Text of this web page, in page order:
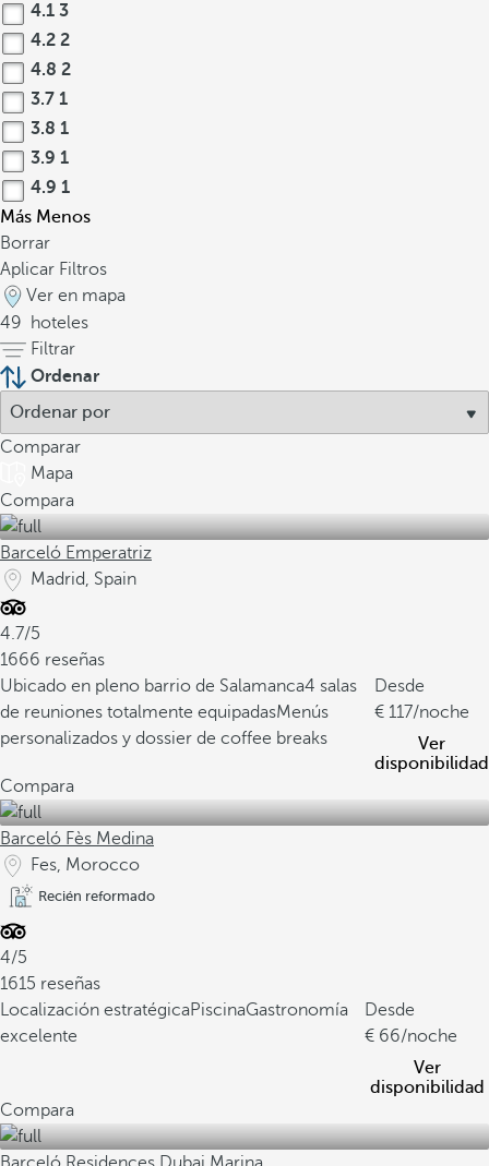
4.1 3
4.2 2
4.8 2
3.7 1
3.8 1
3.9 1
4.9 1
Más Menos
Borrar
Aplicar Filtros
Ver en mapa
49
hoteles
Filtrar
Ordenar
Comparar
Mapa
Compara
Barceló Emperatriz
Madrid, Spain
4.7/5
1666 reseñas
Ubicado en pleno barrio de Salamanca4 salas
de reuniones totalmente equipadasMenús
personalizados y dossier de coffee breaks
Desde
117/noche
Ver
disponibilidad
Compara
Barceló Fès Medina
Fes, Morocco
Recién reformado
4/5
1615 reseñas
Localización estratégicaPiscinaGastronomía
excelente
Desde
66/noche
Ver
disponibilidad
Compara